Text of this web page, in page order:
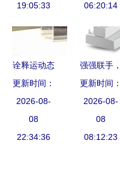
镜销售制高
19:05:33
光护航，一
成本价销售
06:20:14
诠释运动态
度，拓步眼
镜助威上海
展——重塑
眼镜销售的
更新时间：
2026-08-
08
22:34:36
强强联手，
守护清晰视
界 豪雅光
学与海克-
斯特莱特共
更新时间：
2026-08-
08
08:12:23